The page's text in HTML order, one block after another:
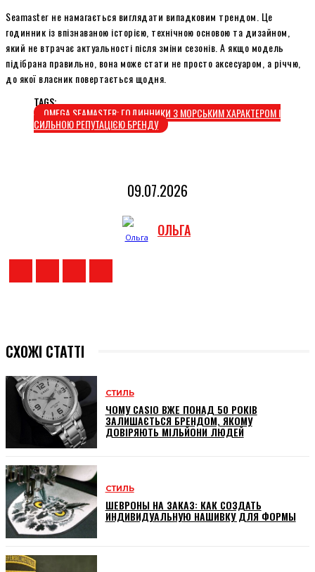
Seamaster не намагається виглядати випадковим трендом. Це
годинник із впізнаваною історією, технічною основою та дизайном,
який не втрачає актуальності після зміни сезонів. А якщо модель
підібрана правильно, вона може стати не просто аксесуаром, а річчю,
до якої власник повертається щодня.
TAGS:
OMEGA SEAMASTER: ГОДИННИКИ З МОРСЬКИМ ХАРАКТЕРОМ І
СИЛЬНОЮ РЕПУТАЦІЄЮ БРЕНДУ
09.07.2026
ОЛЬГА
СХОЖІ СТАТТІ
СТИЛЬ
ЧОМУ CASIO ВЖЕ ПОНАД 50 РОКІВ
ЗАЛИШАЄТЬСЯ БРЕНДОМ, ЯКОМУ
ДОВІРЯЮТЬ МІЛЬЙОНИ ЛЮДЕЙ
СТИЛЬ
ШЕВРОНЫ НА ЗАКАЗ: КАК СОЗДАТЬ
ИНДИВИДУАЛЬНУЮ НАШИВКУ ДЛЯ ФОРМЫ